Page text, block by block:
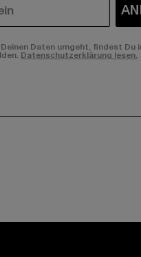
Daten umgeht, findest Du
Datenschutzerklärung lesen.